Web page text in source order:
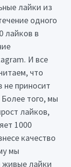
лайки из
одного
лайков в
И все
что
не приносит
того, мы
лайков,
1000
качество
мы
живые лайки